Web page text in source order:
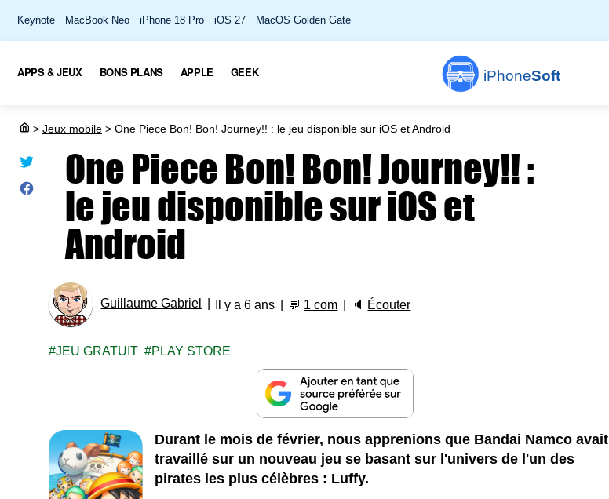
Keynote MacBook Neo iPhone 18 Pro iOS 27 MacOS Golden Gate
iPhoneSoft
APPS & JEUX BONS PLANS APPLE GEEK
> Jeux mobile > One Piece Bon! Bon! Journey!! : le jeu disponible sur iOS et Android
One Piece Bon! Bon! Journey!! :
le jeu disponible sur iOS et
Android
Guillaume Gabriel Il y a 6 ans 💬 1 com 🔈 Écouter
JEU GRATUIT PLAY STORE
Durant le mois de février, nous apprenions que Bandai Namco avait
travaillé sur un nouveau jeu se basant sur l'univers de l'un des
pirates les plus célèbres : Luffy.